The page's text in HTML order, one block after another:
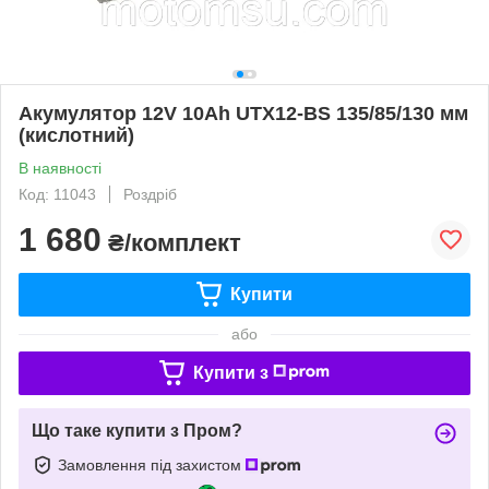
Акумулятор 12V 10Аһ UTX12-BS 135/85/130 мм
(кислотний)
В наявності
Код: 11043
Роздріб
1 680 ₴/комплект
Купити
або
Купити з
Що таке купити з Пром?
Замовлення під захистом